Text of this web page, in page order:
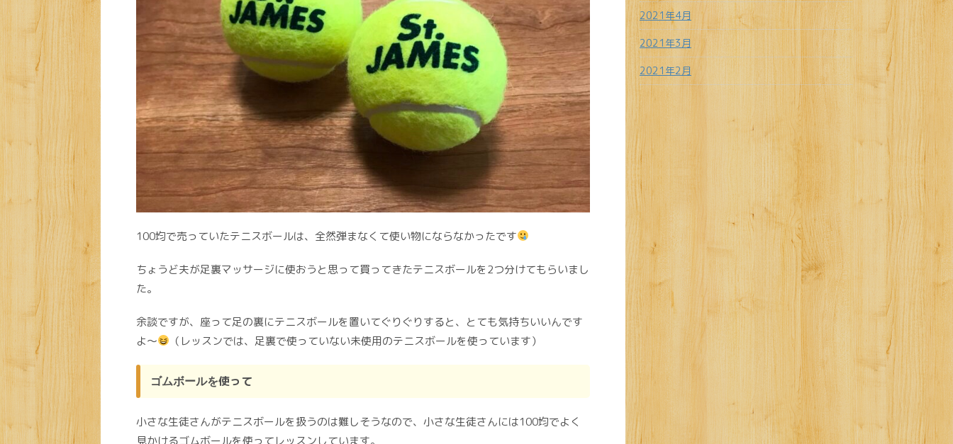
100均で売っていたテニスボールは、全然弾まなくて使い物にならなかったです
ちょうど夫が足裏マッサージに使おうと思って買ってきたテニスボールを2つ分けてもらいまし
た。
余談ですが、座って足の裏にテニスボールを置いてぐりぐりすると、とても気持ちいいんです
よ〜
（レッスンでは、足裏で使っていない未使用のテニスボールを使っています）
ゴムボールを使って
小さな生徒さんがテニスボールを扱うのは難しそうなので、小さな生徒さんには100均でよく
見かけるゴムボールを使ってレッスンしています。
2021年4月
2021年3月
2021年2月